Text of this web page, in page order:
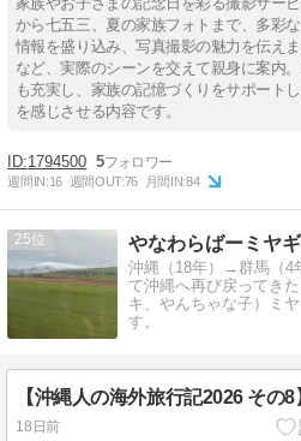
から七五三、夏の家族フォトまで、多彩
情報を盛り込み、写真撮影の魅力を伝え
など、実際のシーンを交えて親身に案内
も充実し、家族の記憶づくりをサポート
を感じさせる内容です。
1794500 5
週間IN:16 週間OUT:76 月間IN:84
25 やなわらばーミヤ
沖縄（18年）→群馬（4
て沖縄へ再び戻ってき
キ、やんちゃな子）ミ
す。
18日前